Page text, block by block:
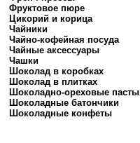
Фруктовое пюре
Цикорий и корица
Чайники
Чайно-кофейная посуда
Чайные аксессуары
Чашки
Шоколад в коробках
Шоколад в плитках
Шоколадно-ореховые пасты
Шоколадные батончики
Шоколадные конфеты